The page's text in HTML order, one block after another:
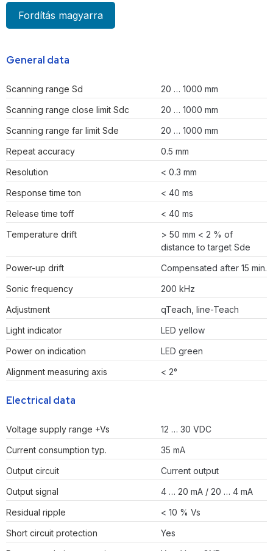
Fordítás magyarra
General data
Scanning range Sd
20 … 1000 mm
Scanning range close limit Sdc
20 … 1000 mm
Scanning range far limit Sde
20 … 1000 mm
Repeat accuracy
0.5 mm
Resolution
< 0.3 mm
Response time ton
< 40 ms
Release time toff
< 40 ms
Temperature drift
> 50 mm < 2 % of
distance to target Sde
Power-up drift
Compensated after 15 min.
Sonic frequency
200 kHz
Adjustment
qTeach, line-Teach
Light indicator
LED yellow
Power on indication
LED green
Alignment measuring axis
< 2°
Electrical data
Voltage supply range +Vs
12 … 30 VDC
Current consumption typ.
35 mA
Output circuit
Current output
Output signal
4 … 20 mA / 20 … 4 mA
Residual ripple
< 10 % Vs
Short circuit protection
Yes